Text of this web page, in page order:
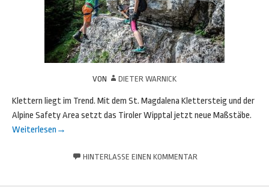
VON DIETER WARNICK
Klettern liegt im Trend. Mit dem St. Magdalena Klettersteig und der
Alpine Safety Area setzt das Tiroler Wipptal jetzt neue Maßstäbe.
Weiterlesen →
HINTERLASSE EINEN KOMMENTAR